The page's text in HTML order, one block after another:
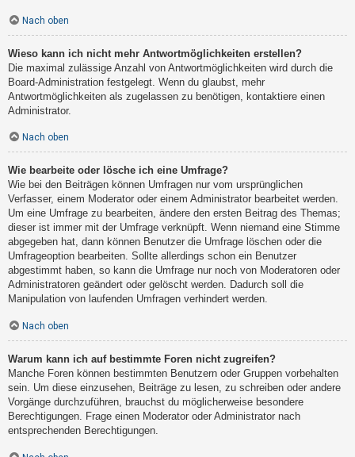
Nach oben
Wieso kann ich nicht mehr Antwortmöglichkeiten erstellen?
Die maximal zulässige Anzahl von Antwortmöglichkeiten wird durch die
Board-Administration festgelegt. Wenn du glaubst, mehr
Antwortmöglichkeiten als zugelassen zu benötigen, kontaktiere einen
Administrator.
Nach oben
Wie bearbeite oder lösche ich eine Umfrage?
Wie bei den Beiträgen können Umfragen nur vom ursprünglichen
Verfasser, einem Moderator oder einem Administrator bearbeitet werden.
Um eine Umfrage zu bearbeiten, ändere den ersten Beitrag des Themas;
dieser ist immer mit der Umfrage verknüpft. Wenn niemand eine Stimme
abgegeben hat, dann können Benutzer die Umfrage löschen oder die
Umfrageoption bearbeiten. Sollte allerdings schon ein Benutzer
abgestimmt haben, so kann die Umfrage nur noch von Moderatoren oder
Administratoren geändert oder gelöscht werden. Dadurch soll die
Manipulation von laufenden Umfragen verhindert werden.
Nach oben
Warum kann ich auf bestimmte Foren nicht zugreifen?
Manche Foren können bestimmten Benutzern oder Gruppen vorbehalten
sein. Um diese einzusehen, Beiträge zu lesen, zu schreiben oder andere
Vorgänge durchzuführen, brauchst du möglicherweise besondere
Berechtigungen. Frage einen Moderator oder Administrator nach
entsprechenden Berechtigungen.